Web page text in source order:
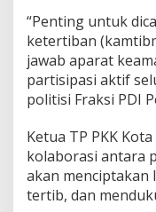
“Penting untuk
ketertiban
jawab aparat
partisipasi aktif
politisi Fraksi PDI
Ketua TP PKK
kolaborasi antara
akan menciptakan
tertib, dan